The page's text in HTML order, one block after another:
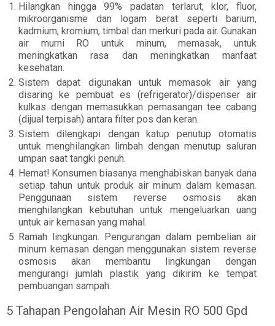
Hilangkan hingga 99% padatan terlarut, klor, fluor,
mikroorganisme dan logam berat seperti barium,
kadmium, kromium, timbal dan merkuri pada air. Gunakan
air murni RO untuk minum, memasak, untuk
meningkatkan rasa dan meningkatkan manfaat
kesehatan.
Sistem dapat digunakan untuk memasok air yang
disaring ke pembuat es (refrigerator)/dispenser air
kulkas dengan memasukkan pemasangan tee cabang
(dijual terpisah) antara filter pos dan keran.
Sistem dilengkapi dengan katup penutup otomatis
untuk menghilangkan limbah dengan menutup saluran
umpan saat tangki penuh.
Hemat! Konsumen biasanya menghabiskan banyak dana
setiap tahun untuk produk air minum dalam kemasan.
Penggunaan sistem reverse osmosis akan
menghilangkan kebutuhan untuk mengeluarkan uang
untuk air kemasan yang mahal.
Ramah lingkungan. Pengurangan dalam pembelian air
minum kemasan dengan menggunakan sistem reverse
osmosis akan membantu lingkungan dengan
mengurangi jumlah plastik yang dikirim ke tempat
pembuangan sampah.
5 Tahapan Pengolahan Air Mesin RO 500 Gpd